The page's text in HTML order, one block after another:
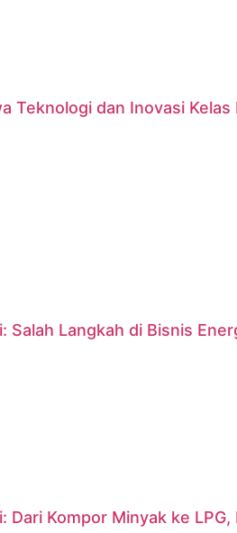
Teknologi dan Inovasi
Salah Langkah di Bisnis
Dari Kompor Minyak ke